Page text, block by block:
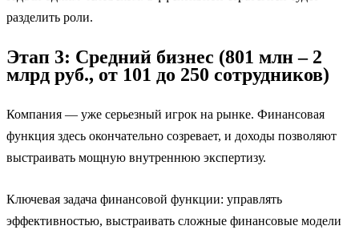
разделить роли.
Этап 3: Средний бизнес (801 млн – 2
млрд руб., от 101 до 250 сотрудников)
Компания — уже серьезный игрок на рынке. Финансовая
функция здесь окончательно созревает, и доходы позволяют
выстраивать мощную внутреннюю экспертизу.
Ключевая задача финансовой функции: управлять
эффективностью, выстраивать сложные финансовые модели